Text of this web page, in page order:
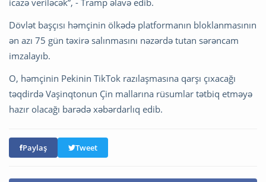
Dövlət başçısı həmçinin ölkədə platformanın bloklanmasının
ən azı 75 gün təxirə salınmasını nəzərdə tutan sərəncam
imzalayıb.
O, həmçinin Pekinin TikTok razılaşmasına qarşı çıxacağı
təqdirdə Vaşinqtonun Çin mallarına rüsumlar tətbiq etməyə
hazır olacağı barədə xəbərdarlıq edib.
Paylaş Tweet